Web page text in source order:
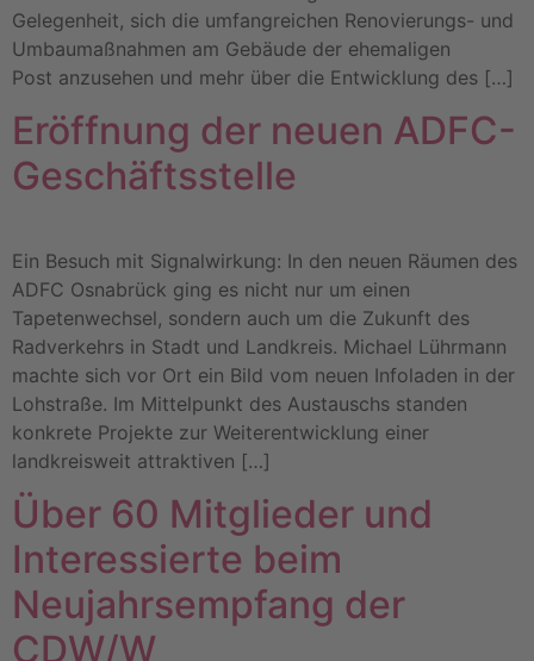
Gelegenheit, sich die umfangreichen Renovierungs- und
Umbaumaßnahmen am Gebäude der ehemaligen
Post anzusehen und mehr über die Entwicklung des […]
Eröffnung der neuen ADFC-
Geschäftsstelle
Ein Besuch mit Signalwirkung: In den neuen Räumen des
ADFC Osnabrück ging es nicht nur um einen
Tapetenwechsel, sondern auch um die Zukunft des
Radverkehrs in Stadt und Landkreis. Michael Lührmann
machte sich vor Ort ein Bild vom neuen Infoladen in der
Lohstraße. Im Mittelpunkt des Austauschs standen
konkrete Projekte zur Weiterentwicklung einer
landkreisweit attraktiven […]
Über 60 Mitglieder und
Interessierte beim
Neujahrsempfang der
CDW/W